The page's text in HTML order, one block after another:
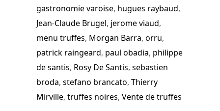
gastronomie varoise, hugues raybaud,
Jean-Claude Brugel, jerome viaud,
menu truffes, Morgan Barra, orru,
patrick raingeard, paul obadia, philippe
de santis, Rosy De Santis, sebastien
broda, stefano brancato, Thierry
Mirville, truffes noires, Vente de truffes